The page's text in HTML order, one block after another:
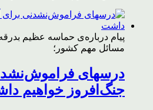
پیام درباره‌ی حماسه عظیم
مسائل مهم کشور؛
درسهای
جنگ‌افروز خواهیم